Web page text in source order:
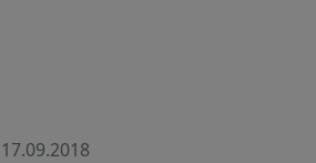
17.09.2018